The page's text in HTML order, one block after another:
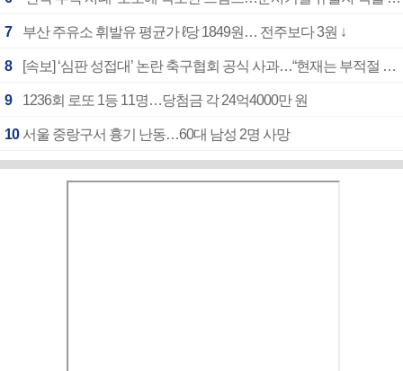
7 부산 주유소 휘발유 평균가 ℓ당 1849원… 전주보다 3원 ↓
8 [속보] ‘심판 성접대’ 논란 축구협회 공식 사과…“현재는 부적절 행위 없어”
9 1236회 로또 1등 11명…당첨금 각 24억4000만 원
10 서울 중랑구서 흉기 난동…60대 남성 2명 사망